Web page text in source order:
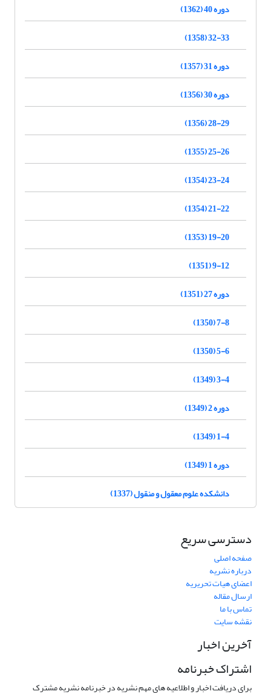
دوره 40 (1362)
32-33 (1358)
دوره 31 (1357)
دوره 30 (1356)
28-29 (1356)
25-26 (1355)
23-24 (1354)
21-22 (1354)
19-20 (1353)
9-12 (1351)
دوره 27 (1351)
7-8 (1350)
5-6 (1350)
3-4 (1349)
دوره 2 (1349)
1-4 (1349)
دوره 1 (1349)
دانشکده علوم معقول و منقول (1337)
دسترسی سریع
صفحه اصلی
درباره نشریه
اعضای هیات تحریریه
ارسال مقاله
تماس با ما
نقشه سایت
آخرین اخبار
اشتراک خبرنامه
برای دریافت اخبار و اطلاعیه های مهم نشریه در خبرنامه نشریه مشترک